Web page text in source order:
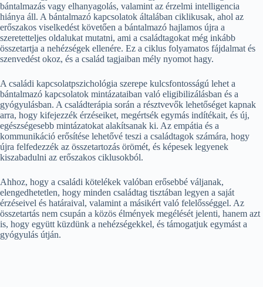
bántalmazás vagy elhanyagolás, valamint az érzelmi intelligencia
hiánya áll. A bántalmazó kapcsolatok általában ciklikusak, ahol az
erőszakos viselkedést követően a bántalmazó hajlamos újra a
szeretetteljes oldalukat mutatni, ami a családtagokat még inkább
összetartja a nehézségek ellenére. Ez a ciklus folyamatos fájdalmat és
szenvedést okoz, és a család tagjaiban mély nyomot hagy.
A családi kapcsolatpszichológia szerepe kulcsfontosságú lehet a
bántalmazó kapcsolatok mintázataiban való eligibilizálásban és a
gyógyulásban. A családterápia során a résztvevők lehetőséget kapnak
arra, hogy kifejezzék érzéseiket, megértsék egymás indítékait, és új,
egészségesebb mintázatokat alakítsanak ki. Az empátia és a
kommunikáció erősítése lehetővé teszi a családtagok számára, hogy
újra felfedezzék az összetartozás örömét, és képesek legyenek
kiszabadulni az erőszakos ciklusokból.
Ahhoz, hogy a családi kötelékek valóban erősebbé váljanak,
elengedhetetlen, hogy minden családtag tisztában legyen a saját
érzéseivel és határaival, valamint a másikért való felelősséggel. Az
összetartás nem csupán a közös élmények megélését jelenti, hanem azt
is, hogy együtt küzdünk a nehézségekkel, és támogatjuk egymást a
gyógyulás útján.